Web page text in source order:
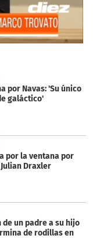
por Navas: 'Su único
galáctico'
por la ventana por
Draxler
de un padre a su hijo
de rodillas en